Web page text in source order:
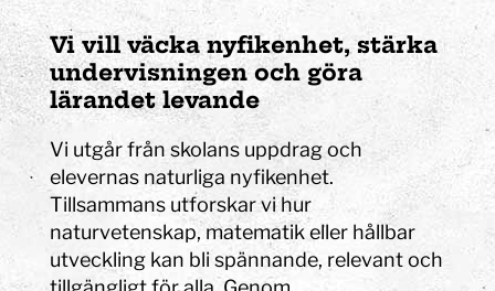
Vi vill väcka nyfikenhet, stärka
undervisningen och göra
lärandet levande
Vi utgår från skolans uppdrag och
elevernas naturliga nyfikenhet.
Tillsammans utforskar vi hur
naturvetenskap, matematik eller hållbar
utveckling kan bli spännande, relevant och